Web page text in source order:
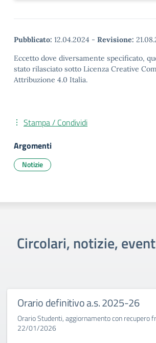
Pubblicato: 12.04.2024 - Revisione:
Eccetto dove diversamente specificato,
stato rilasciato sotto Licenza Creative
Attribuzione 4.0 Italia.
Stampa / Condividi
Argomenti
Notizie
Circolari, notizie,
Orario definitivo a.s. 2025-26
Orario Studenti, aggiornamento con recupero
22/01/2026